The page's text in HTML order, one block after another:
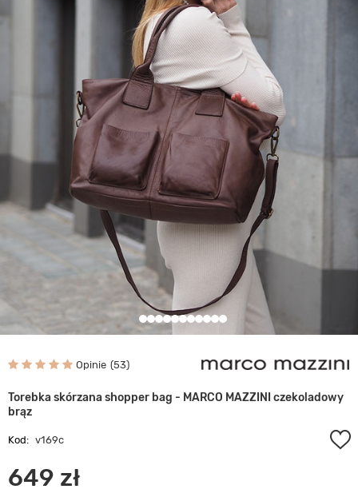
Opinie 53
Torebka skórzana shopper bag - MARCO MAZZINI czekoladowy
brąz
Kod: v169c
649 zł